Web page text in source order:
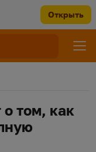
Открыть
том, как